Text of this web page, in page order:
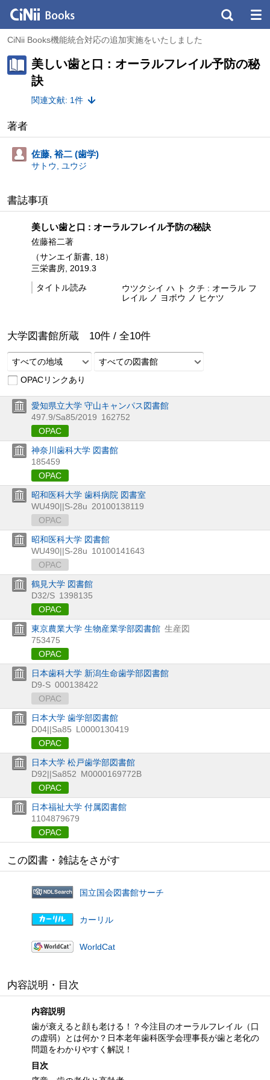
CiNii Books機能統合対応の追加実施をいたしました
美しい歯と口 : オーラルフレイル予防の秘
訣
関連文献: 1件
著者
佐藤, 裕二 (歯学)
サトウ, ユウジ
書誌事項
美しい歯と口 : オーラルフレイル予防の秘訣
佐藤裕二著
（サンエイ新書, 18）
三栄書房, 2019.3
タイトル読み
ウツクシイ ハ ト クチ : オーラル フ
レイル ノ ヨボウ ノ ヒケツ
大学図書館所蔵 10件 / 全10件
すべての地域
すべての図書館
OPACリンクあり
愛知県立大学 守山キャンパス図書館
497.9/Sa85/2019 162752
OPAC
神奈川歯科大学 図書館
185459
OPAC
昭和医科大学 歯科病院 図書室
WU490||S-28u 20100138119
OPAC
昭和医科大学 図書館
WU490||S-28u 10100141643
OPAC
鶴見大学 図書館
D32/S 1398135
OPAC
東京農業大学 生物産業学部図書館 生産図
753475
OPAC
日本歯科大学 新潟生命歯学部図書館
D9-S 000138422
OPAC
日本大学 歯学部図書館
D04||Sa85 L0000130419
OPAC
日本大学 松戸歯学部図書館
D92||Sa852 M0000169772B
OPAC
日本福祉大学 付属図書館
1104879679
OPAC
この図書・雑誌をさがす
国立国会図書館サーチ
カーリル
WorldCat
内容説明・目次
内容説明
歯が衰えると顔も老ける！？今注目のオーラルフレイル（口
の虚弱）とは何か？日本老年歯科医学会理事長が歯と老化の
問題をわかりやすく解説！
目次